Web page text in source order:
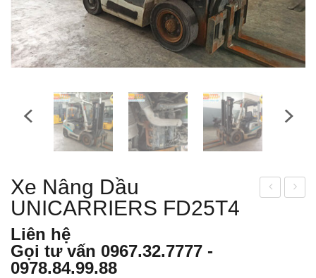
Xe Nâng Dầu
UNICARRIERS FD25T4
Liên hệ
Gọi tư vấn 0967.32.7777 -
0978.84.99.88